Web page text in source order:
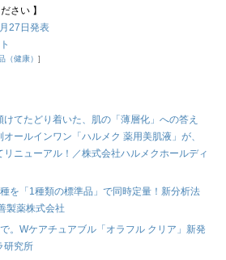
さい 】
27日発表
（健康）
けてたどり着いた、肌の「薄層化」への答え
ールインワン「ハルメク 薬用美肌液」が、
ニューアル！／株式会社ハルメクホールディ
を「1種類の標準品」で同時定量！新分析法
製薬株式会社
。Wケアチュアブル「オラフル クリア」新発
研究所